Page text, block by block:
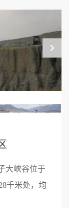
大峡谷位于
千米处，均